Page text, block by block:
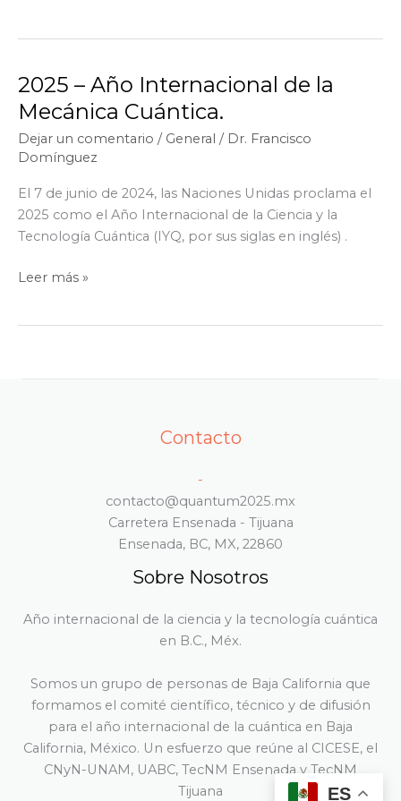
Mecánica
Cuántica
–
Entrevista
2025 – Año Internacional de la
Mecánica Cuántica.
Dejar un comentario / General / Dr. Francisco
Domínguez
El 7 de junio de 2024, las Naciones Unidas proclama el
2025 como el Año Internacional de la Ciencia y la
Tecnología Cuántica (IYQ, por sus siglas en inglés) .
2025
Leer más »
Contacto
-
contacto@quantum2025.mx
Carretera Ensenada - Tijuana
Ensenada, BC, MX, 22860
Sobre Nosotros
Año internacional de la ciencia y la tecnología cuántica
en B.C., Méx.
Somos un grupo de personas de Baja California que
formamos el comité científico, técnico y de difusión
para el año internacional de la cuántica en Baja
California, México. Un esfuerzo que reúne al CICESE, el
CNyN-UNAM, UABC, TecNM Ensenada y TecNM
Tijuana
ES